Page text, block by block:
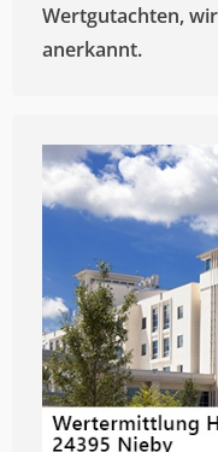
Wertgutachten,
anerkannt.